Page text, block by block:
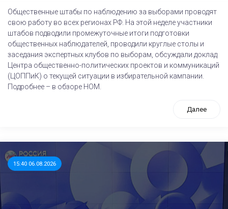
Общественные штабы по наблюдению за выборами проводят
свою работу во всех регионах РФ. На этой неделе участники
штабов подводили промежуточные итоги подготовки
общественных наблюдателей, проводили круглые столы и
заседания экспертных клубов по выборам, обсуждали доклад
Центра общественно-политических проектов и коммуникаций
(ЦОППиК) о текущей ситуации в избирательной кампании.
Подробнее – в обзоре НОМ.
Далее
15:40 06.08.2026